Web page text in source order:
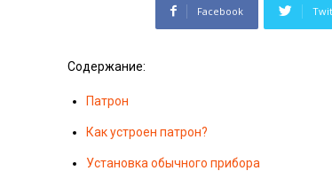
Facebook
Содержание:
Патрон
Как устроен патрон?
Установка обычного прибора